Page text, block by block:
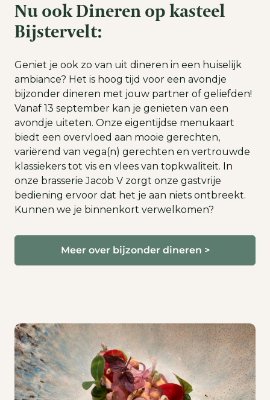
Nu ook Dineren op kasteel
Bijstervelt:
Geniet je ook zo van uit dineren in een huiselijk
ambiance? Het is hoog tijd voor een avondje
bijzonder dineren met jouw partner of geliefden!
Vanaf 13 september kan je genieten van een
avondje uiteten. Onze eigentijdse menukaart
biedt een overvloed aan mooie gerechten,
variërend van vega(n) gerechten en vertrouwde
klassiekers tot vis en vlees van topkwaliteit. In
onze brasserie Jacob V zorgt onze gastvrije
bediening ervoor dat het je aan niets ontbreekt.
Kunnen we je binnenkort verwelkomen?
Meer over bijzonder dineren >